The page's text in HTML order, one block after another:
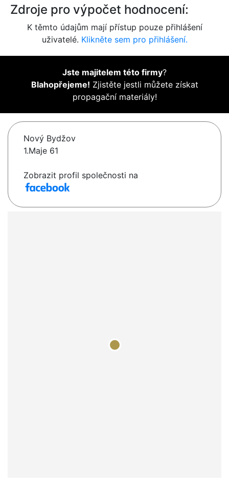
Zdroje pro výpočet hodnocení:
K těmto údajům mají přístup pouze přihlášení
uživatelé. Klikněte sem pro přihlášení.
Jste majitelem této firmy?
Blahopřejeme! Zjistěte jestli můžete získat
propagační materiály!
Nový Bydžov
1.Maje 61
Zobrazit profil společnosti na